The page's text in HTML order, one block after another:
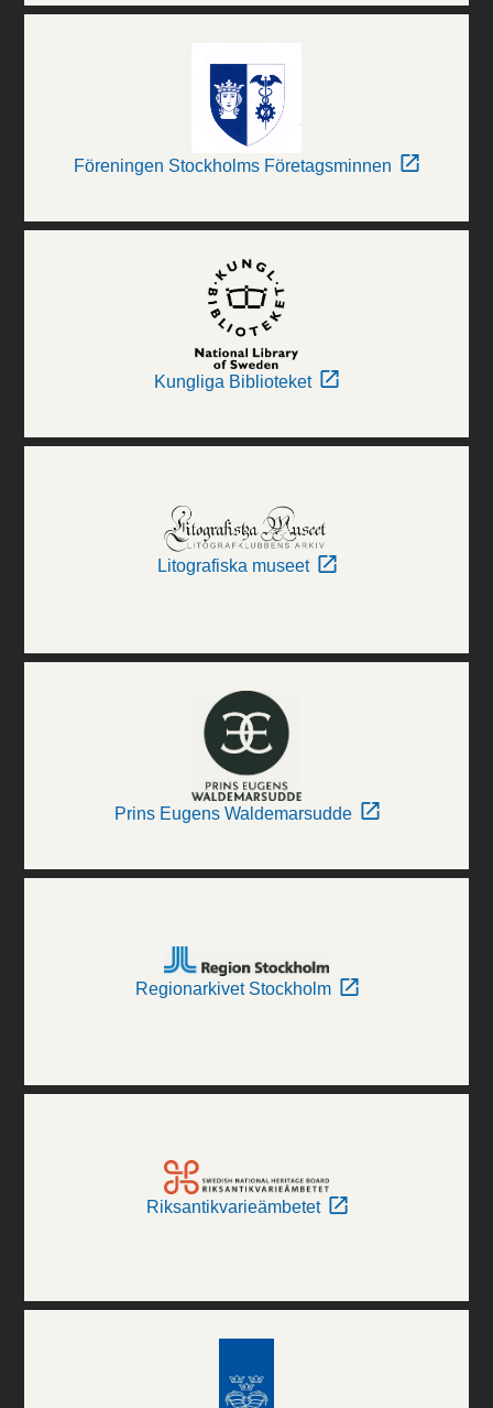
Föreningen Stockholms Företagsminnen
Kungliga Biblioteket
Litografiska museet
Prins Eugens Waldemarsudde
Regionarkivet Stockholm
Riksantikvarieämbetet